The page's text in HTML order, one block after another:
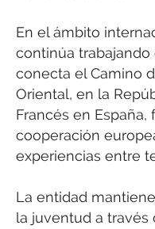
En el ámbito
continúa trabajando
conecta el Camino
Oriental, en la
Francés en
cooperación
experiencias entre
La entidad
la juventud a través